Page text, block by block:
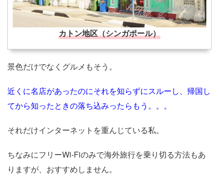
カトン地区（シンガポール）
景色だけでなくグルメもそう。
近くに名店があったのにそれを知らずにスルーし、帰国し
てから知ったときの落ち込みったらもう。。。
それだけインターネットを重んじている私。
ちなみにフリーWi-Fiのみで海外旅行を乗り切る方法もあ
りますが、おすすめしません。